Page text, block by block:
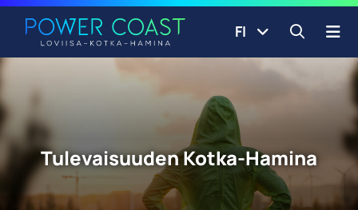
Siirry sisältöön
FI Avaa
Tulevaisuuden Kotka-Hamina